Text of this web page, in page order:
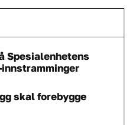
Spesialenhetens
skal forebygge